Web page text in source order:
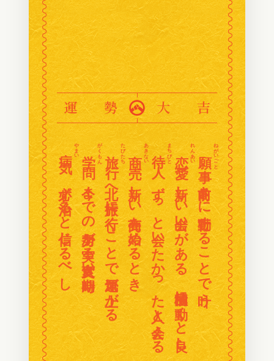
運勢 大吉
願事ねがいごと
前向きに行動することで叶う
恋愛れんあい
新しい出会いがある 積極的に動くと良し
待人まちびと
ずっと会いたかった人と会える
商売 あきない
新しい商売を始めるとき
旅行 たびたち
北へ旅行に行くことで運気が上がる
学問がくもん
今までの努力が実る大変良い時期
病気 やまい
必ず治ると信じるべし
〰
〰
〰
〰
〰
〰
〰
〰
〰
〰
〰
〰
〰
〰
〰
〰
〰
〰
〰
〰
〰
〰
〰
〰
〰
〰
〰
〰
〰
〰
〰
〰
〰
〰
〰
〰
〰
〰
〰
〰
〰
〰